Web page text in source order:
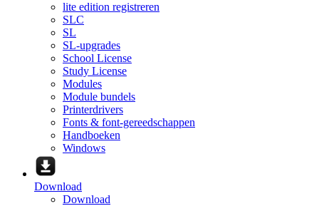
lite edition registreren
SLC
SL
SL-upgrades
School License
Study License
Modules
Module bundels
Printerdrivers
Fonts & font-gereedschappen
Handboeken
Windows
Download
Download